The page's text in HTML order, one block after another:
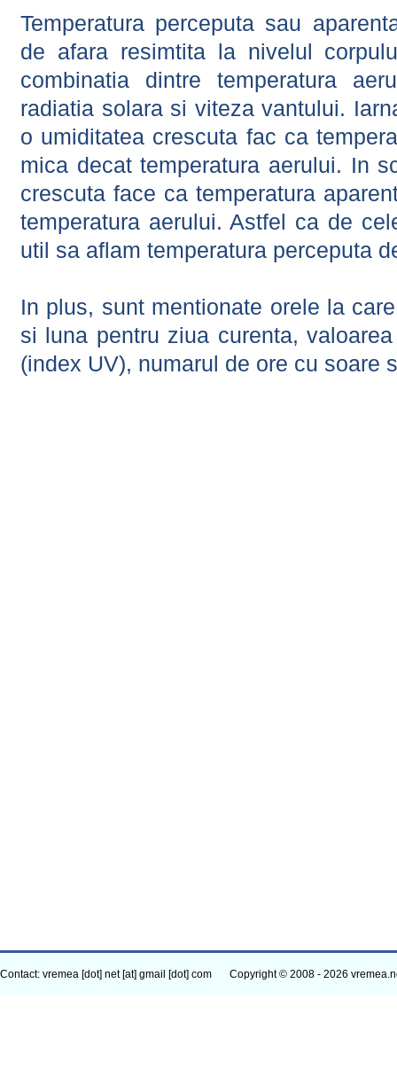
Temperatura perceputa sau
de afara resimtita la nivelul
combinatia dintre temperatura
radiatia solara si viteza vantului.
o umiditatea crescuta fac ca
mica decat temperatura aerului. In
crescuta face ca temperatura
temperatura aerului. Astfel ca de
util sa aflam temperatura perceputa
In plus, sunt mentionate orele la
si luna pentru ziua curenta,
(index UV), numarul de ore cu soare
Contact: vremea [dot] net [at] gmail [dot] com Copyright © 2008 - 2026